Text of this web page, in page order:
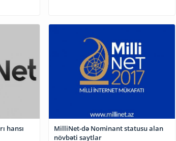
hansı
MilliNet-də Nominant statusu alan
növbəti saytlar